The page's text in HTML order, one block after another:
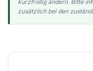
kurzfristig ändern. Bitte
zusätzlich bei den